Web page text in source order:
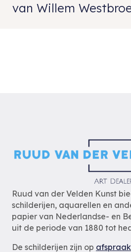
van Willem
Ruud van der Velden Kunst
schilderijen, aquarellen en
papier van Nederlandse- en
uit de periode van 1880 tot
De schilderijen zijn op afspraak